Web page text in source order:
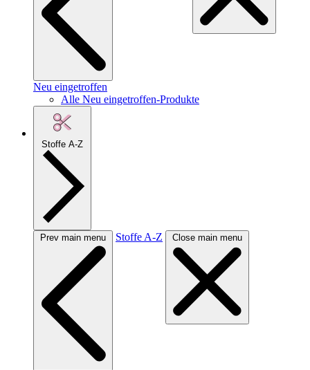
Neu eingetroffen
Alle Neu eingetroffen-Produkte
Stoffe A-Z
Prev main menu Stoffe A-Z Close main menu